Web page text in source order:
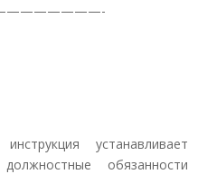
устанавливает
обязанности